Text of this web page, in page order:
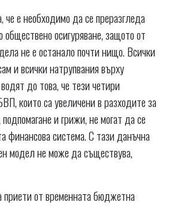
че е необходимо да се преразгледа
осигуряване, защото от
не е останало почти нищо. Всички
и всички натрупвания върху
до това, че тези четири
които са увеличени в разходите за
и грижи, не могат да се
финансова система. С тази данъчна
модел не може да съществува,
приети от временната бюджетна